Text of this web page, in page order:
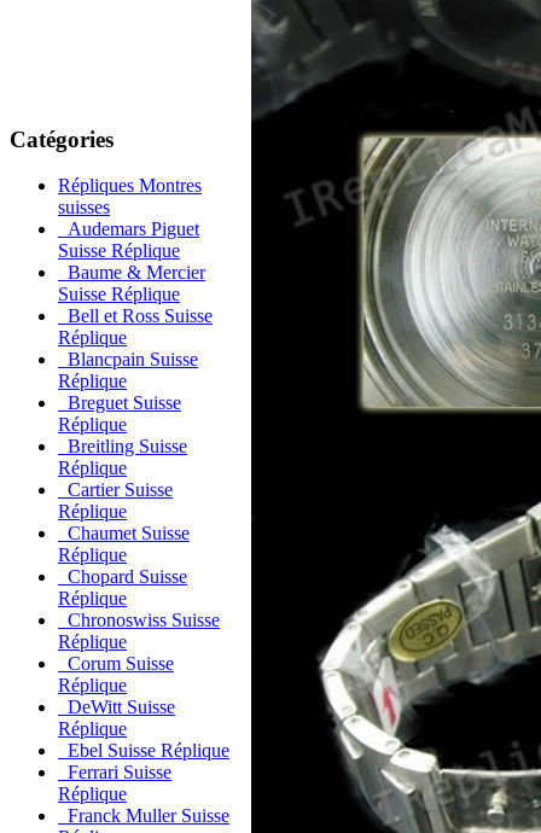
Catégories
Répliques Montres
suisses
Audemars Piguet
Suisse Réplique
Baume & Mercier
Suisse Réplique
Bell et Ross Suisse
Réplique
Blancpain Suisse
Réplique
Breguet Suisse
Réplique
Breitling Suisse
Réplique
Cartier Suisse
Réplique
Chaumet Suisse
Réplique
Chopard Suisse
Réplique
Chronoswiss Suisse
Réplique
Corum Suisse
Réplique
DeWitt Suisse
Réplique
Ebel Suisse Réplique
Ferrari Suisse
Réplique
Franck Muller Suisse